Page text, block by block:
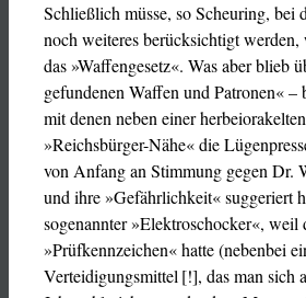
Schließlich müsse, so Scheuring, bei
noch weiteres berücksichtigt
das »Waffengesetz«. Was aber blieb
gefundenen Waffen und Patronen« –
mit denen neben einer
»Reichsbürger-Nähe« die
von Anfang an Stimmung gegen Dr.
und ihre »Gefährlichkeit« suggeriert
sogenannter »Elektroschocker«, weil
»Prüfkennzeichen« hatte (nebenbei
Verteidigungsmittel [!], das man sich